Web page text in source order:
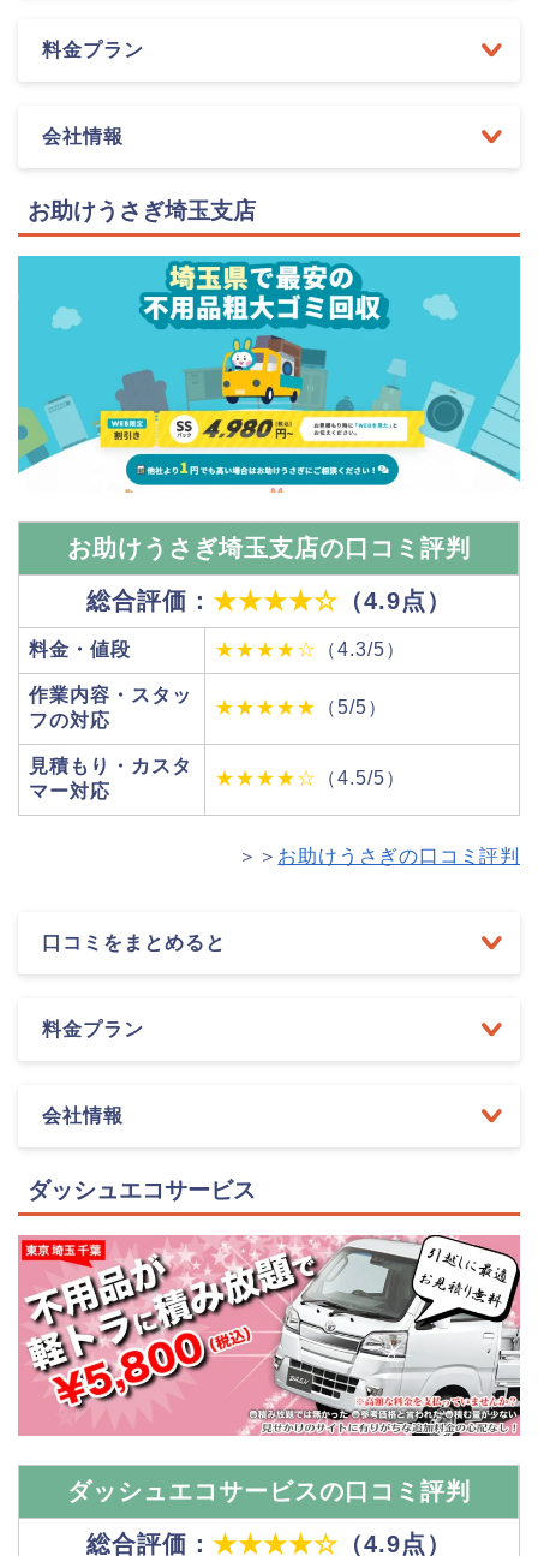
料金プラン
会社情報
お助けうさぎ埼玉支店
お助けうさぎ埼玉支店の口コミ評判
総合評価： ★★★★☆ （4.9点）
料金・値段 ★★★★☆ （4.3/5）
作業内容・スタッ
フの対応
★★★★★ （5/5）
見積もり・カスタ
マー対応
★★★★☆ （4.5/5）
＞＞ お助けうさぎの口コミ評判
口コミをまとめると
料金プラン
会社情報
ダッシュエコサービス
ダッシュエコサービスの口コミ評判
総合評価： ★★★★☆ （4.9点）